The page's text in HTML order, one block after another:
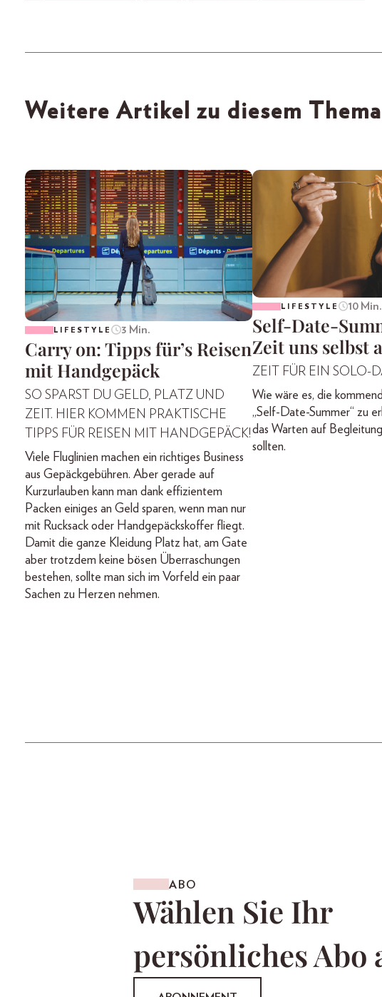
Weitere Artikel zu diesem Thema
LIFESTYLE 3 Min.
Carry on: Tipps für’s Reisen
mit Handgepäck
SO SPARST DU GELD, PLATZ UND
ZEIT. HIER KOMMEN PRAKTISCHE
TIPPS FÜR REISEN MIT HANDGEPÄCK!
Viele Fluglinien machen ein richtiges Business
aus Gepäckgebühren. Aber gerade auf
Kurzurlauben kann man dank effizientem
Packen einiges an Geld sparen, wenn man nur
mit Rucksack oder Handgepäckskoffer fliegt.
Damit die ganze Kleidung Platz hat, am Gate
aber trotzdem keine bösen Überraschungen
bestehen, sollte man sich im Vorfeld ein paar
Sachen zu Herzen nehmen.
LIFESTYLE 10 Min.
Self-Date-
Zeit uns selbst
ZEIT FÜR EIN SOLO-
Wie wäre es, die
„Self-Date-Summer“ zu
das Warten auf
sollten.
ABO
Wählen Sie Ihr
persönliches Abo